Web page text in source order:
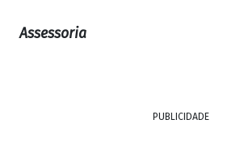
Assessoria
PUBLICIDADE